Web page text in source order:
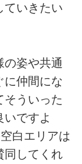
ていきたい
の姿や共通
に仲間にな
そういった
ですよ
白エリアは
同してくれ